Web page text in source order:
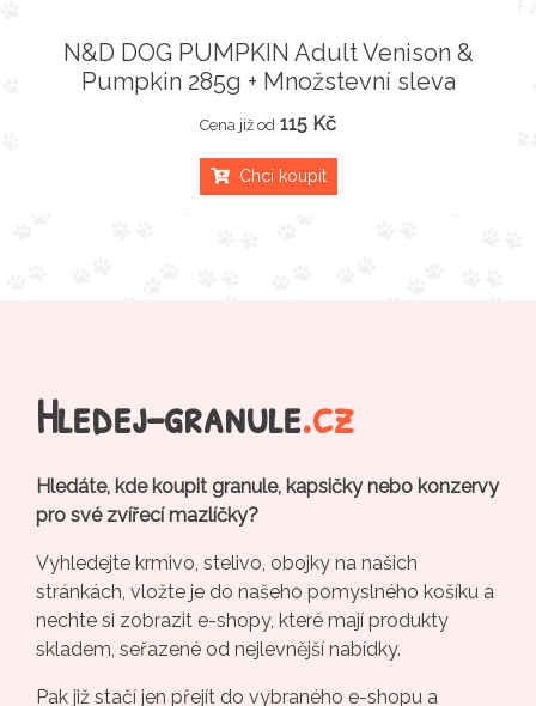
N&D DOG PUMPKIN Adult Venison &
Pumpkin 285g + Množstevní sleva
Cena již od 115 Kč
Chci koupit
Hledej-granule.cz
Hledáte, kde koupit granule, kapsičky nebo konzervy
pro své zvířecí mazlíčky?
Vyhledejte krmivo, stelivo, obojky na našich
stránkách, vložte je do našeho pomyslného košíku a
nechte si zobrazit e-shopy, které mají produkty
skladem, seřazené od nejlevnější nabídky.
Pak již stačí jen přejít do vybraného e-shopu a